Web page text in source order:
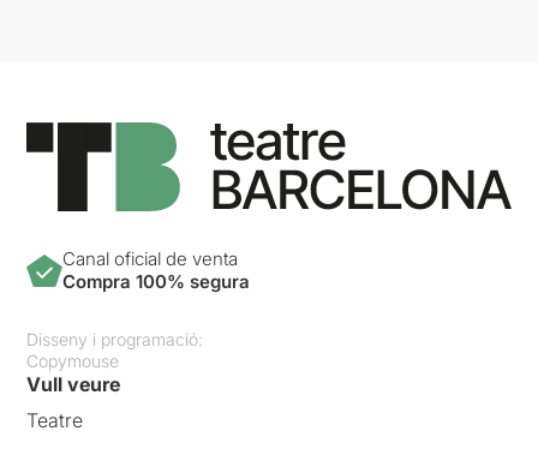
Canal oficial de venta
Compra 100% segura
Disseny i programació:
Copymouse
Vull veure
Teatre